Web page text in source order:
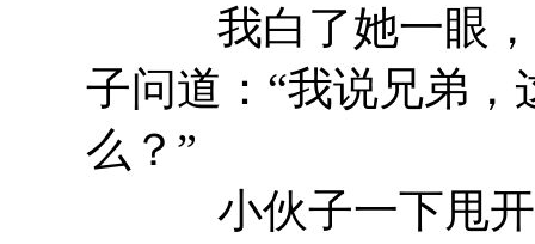
我白了她一眼，
子问道：“我说兄弟
么？”
小伙子一下甩开我